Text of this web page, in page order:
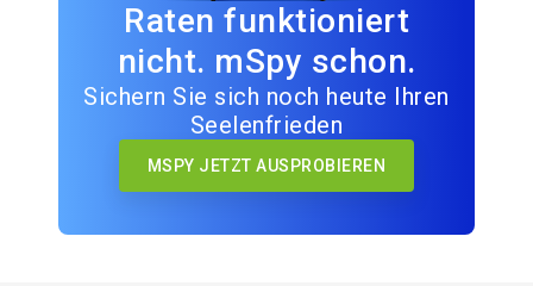
Raten funktioniert
nicht. mSpy schon.
Sichern Sie sich noch heute Ihren
Seelenfrieden
MSPY JETZT AUSPROBIEREN